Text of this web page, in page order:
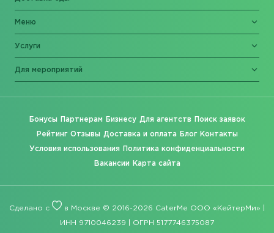
Меню
Услуги
Для мероприятий
Бонусы Партнерам Бизнесу Для агентств Поиск заявок
Рейтинг Отзывы Доставка и оплата Блог Контакты
Условия использования Политика конфиденциальности
Вакансии Карта сайта
Сделано с в Москве © 2016-2026 CaterMe ООО «КейтерМи» |
ИНН 9710046239 | ОГРН 5177746375087